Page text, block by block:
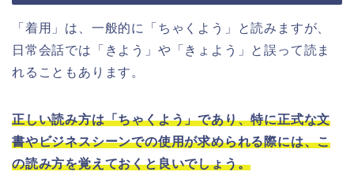
「着用」は、一般的に「ちゃくよう」と読みますが、
日常会話では「きよう」や「きょよう」と誤って読ま
れることもあります。
正しい読み方は「ちゃくよう」であり、特に正式な文
書やビジネスシーンでの使用が求められる際には、こ
の読み方を覚えておくと良いでしょう。